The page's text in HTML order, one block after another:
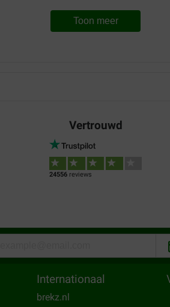
Translate to
Uitstekend
André Drop
De poes eet
Translate to
Toon meer
Vertrouwd
24556reviews
Internationaal
brekz.nl